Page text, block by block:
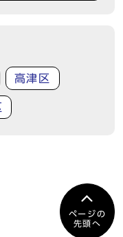
高津区
ページの
先頭へ